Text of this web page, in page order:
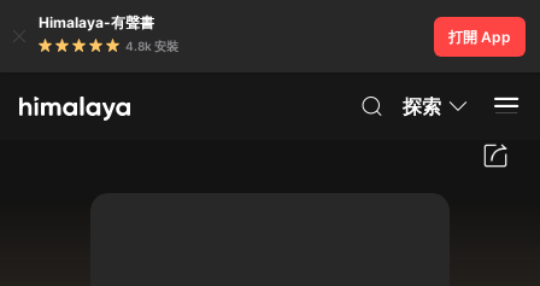
Himalaya-有聲書
4.8k 安裝
打開 App
探索